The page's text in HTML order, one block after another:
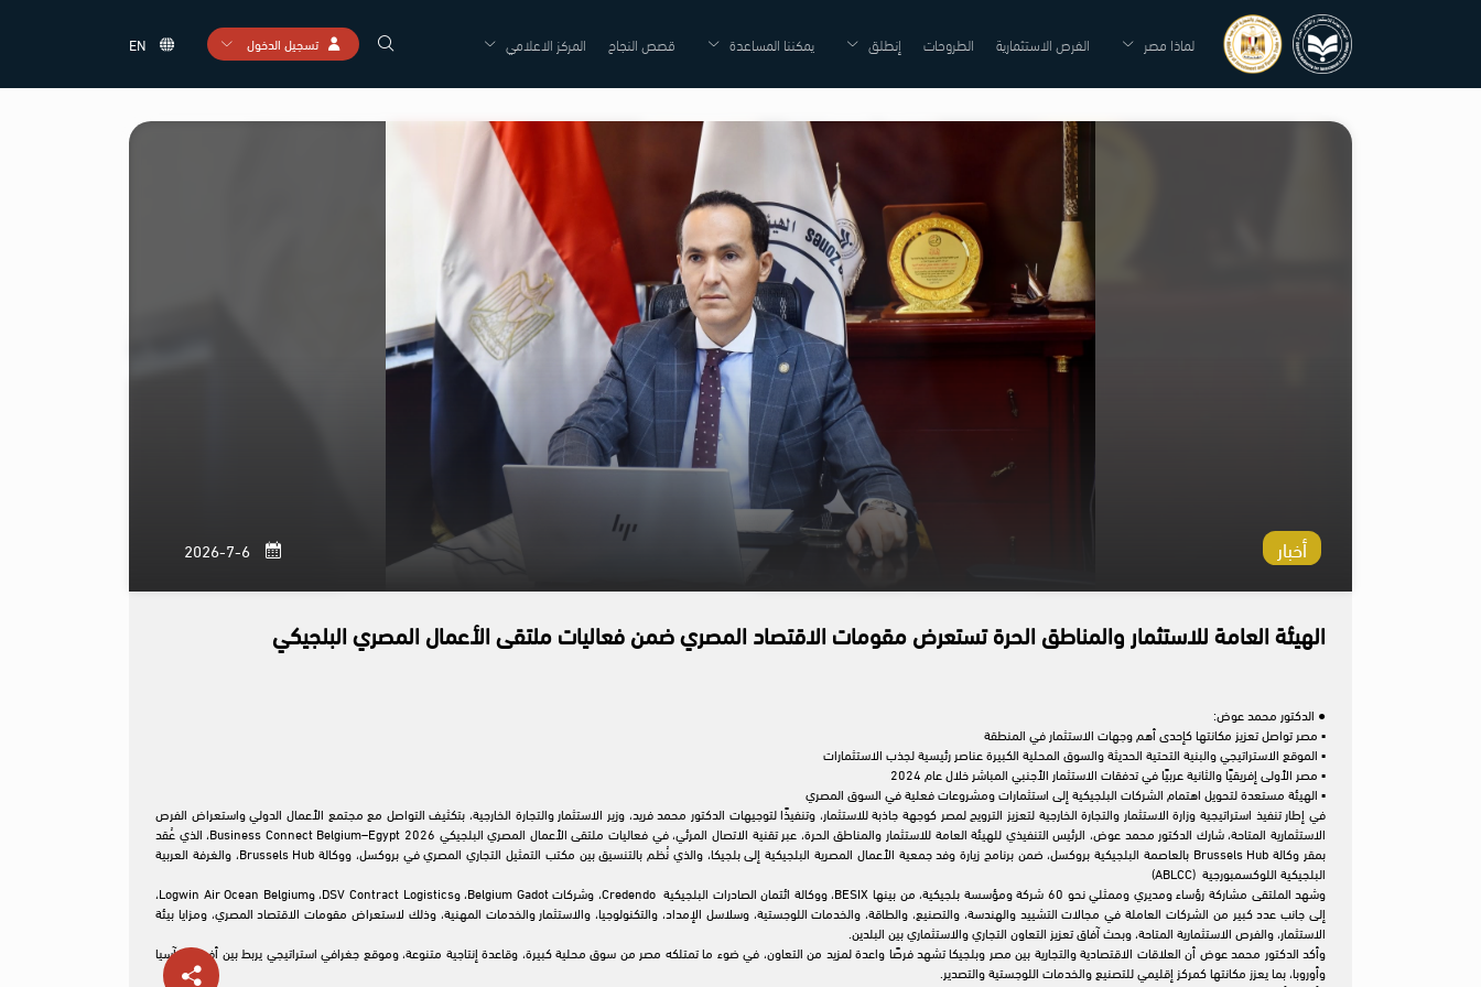
لماذا مصر الفرص الاستثمارية الطروحات إنطلق يمكننا المساعدة قصص النجاح المركز الاعلامي تسجيل الدخول EN
أخبار 6-7-2026
الهيئة العامة للاستثمار والمناطق الحرة تستعرض مقومات الاقتصاد المصري ضمن فعاليات ملتقى الأعمال المصري البلجيكي
● الدكتور محمد عوض:
▪︎ مصر تواصل تعزيز مكانتها كإحدى أهم وجهات الاستثمار في المنطقة
▪︎ الموقع الاستراتيجي والبنية التحتية الحديثة والسوق المحلية الكبيرة عناصر رئيسية لجذب الاستثمارات
▪︎ مصر الأولى إفريقيًا والثانية عربيًا في تدفقات الاستثمار الأجنبي المباشر خلال عام 2024
▪︎ الهيئة مستعدة لتحويل اهتمام الشركات البلجيكية إلى استثمارات ومشروعات فعلية في السوق المصري
في إطار تنفيذ استراتيجية وزارة الاستثمار والتجارة الخارجية لتعزيز الترويج لمصر كوجهة جاذبة للاستثمار، وتنفيذًا لتوجيهات الدكتور محمد فريد، وزير الاستثمار والتجارة الخارجية، بتكثيف التواصل مع مجتمع الأعمال الدولي واستعراض الفرص
الاستثمارية المتاحة، شارك الدكتور محمد عوض، الرئيس التنفيذي للهيئة العامة للاستثمار والمناطق الحرة، عبر تقنية الاتصال المرئي، في فعاليات ملتقى الأعمال المصري البلجيكي Business Connect Belgium–Egypt 2026، الذي عُقد
بمقر وكالة Brussels Hub بالعاصمة البلجيكية بروكسل، ضمن برنامج زيارة وفد جمعية الأعمال المصرية البلجيكية إلى بلجيكا، والذي نُظم بالتنسيق بين مكتب التمثيل التجاري المصري في بروكسل، ووكالة Brussels Hub، والغرفة العربية
البلجيكية اللوكسمبورجية (ABLCC)
وشهد الملتقى مشاركة رؤساء ومديري وممثلي نحو 60 شركة ومؤسسة بلجيكية، من بينها BESIX، ووكالة ائتمان الصادرات البلجيكية Credendo، وشركات Belgium Gadot، وDSV Contract Logistics، وLogwin Air Ocean Belgium،
إلى جانب عدد كبير من الشركات العاملة في مجالات التشييد والهندسة، والتصنيع، والطاقة، والخدمات اللوجستية، وسلاسل الإمداد، والتكنولوجيا، والاستثمار والخدمات المهنية، وذلك لاستعراض مقومات الاقتصاد المصري، ومزايا بيئة
الاستثمار، والفرص الاستثمارية المتاحة، وبحث آفاق تعزيز التعاون التجاري والاستثماري بين البلدين.
وأكد الدكتور محمد عوض أن العلاقات الاقتصادية والتجارية بين مصر وبلجيكا تشهد فرصًا واعدة لمزيد من التعاون، في ضوء ما تمتلكه مصر من سوق محلية كبيرة، وقاعدة إنتاجية متنوعة، وموقع جغرافي استراتيجي يربط بين أفريقيا وآسيا
وأوروبا، بما يعزز مكانتها كمركز إقليمي للتصنيع والخدمات اللوجستية والتصدير.